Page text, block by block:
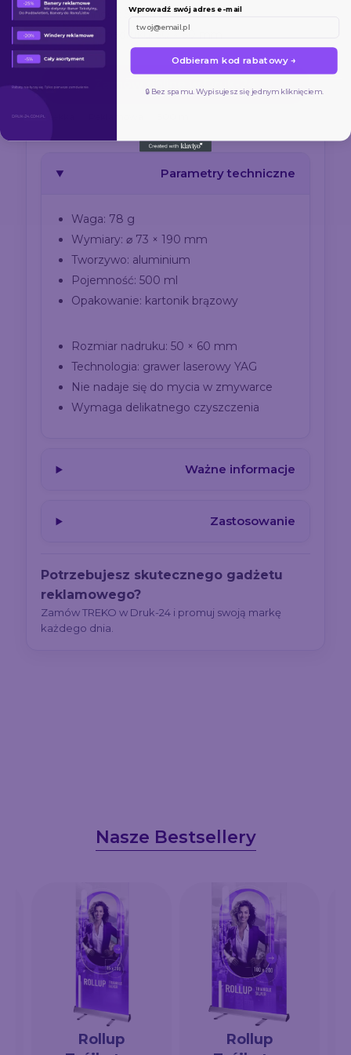
Pojemność: 500 ml
Rozmiar nadruku: 50 × 60 mm
Parametry techniczne
Waga: 78 g
Wymiary: ⌀ 73 × 190 mm
Tworzywo: aluminium
Pojemność: 500 ml
Opakowanie: kartonik brązowy
Rozmiar nadruku: 50 × 60 mm
Technologia: grawer laserowy YAG
Nie nadaje się do mycia w zmywarce
Wymaga delikatnego czyszczenia
Ważne informacje
Zastosowanie
Potrzebujesz skutecznego gadżetu
reklamowego?
Zamów TREKO w Druk-24 i promuj swoją markę
każdego dnia.
Nasze Bestsellery
Rollup
Rollup
Wprowadź swój adres e-mail
Odbieram kod rabatowy →
🔒 Bez spamu. Wypisujesz się jednym kliknięciem.